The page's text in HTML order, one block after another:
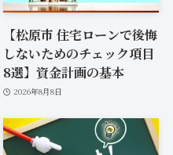
【松原市 住宅ローンで後悔
しないためのチェック項目
8選】資金計画の基本
2026年8月8日